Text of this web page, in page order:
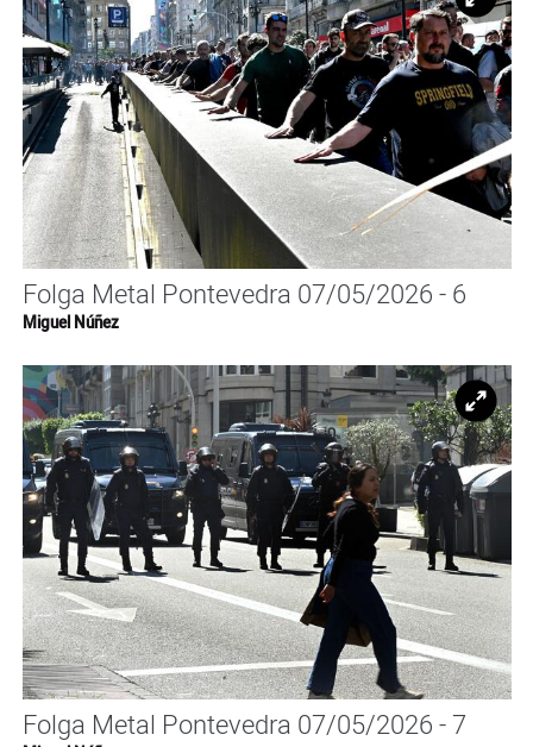
Folga Metal Pontevedra 07/05/2026 - 6
Miguel Núñez
Folga Metal Pontevedra 07/05/2026 - 7